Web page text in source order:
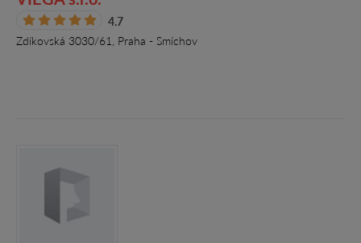
4.7
Zdíkovská 3030/61, Praha - Smíchov